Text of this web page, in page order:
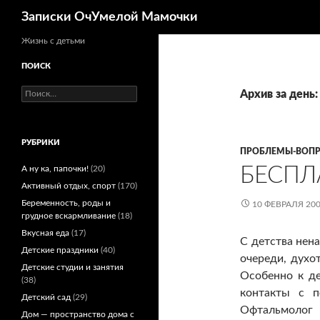
Перейти
Записки ОчУмелой Мамочки
Архив за
ПРОБЛЕМЫ-
10 ФЕВРАЛЯ
С детства
очереди,
Особенно к
контакты с
Жизнь с детьми
ПОИСК
Найти:
РУБРИКИ
А ну ка, папочки! (20)
Активный отдых, спорт (170)
Беременность, роды и
грудное вскармливание (18)
Вкусная еда (17)
Детские праздники (40)
Детские студии и занятия
(38)
Детский сад (29)
Дом — пространство дома с